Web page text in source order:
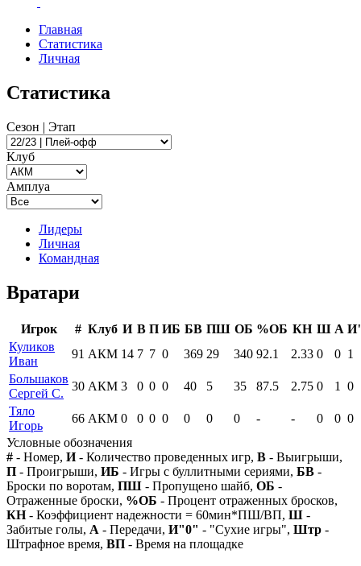
Главная
Статистика
Личная
Статистика
Сезон | Этап
Клуб
Амплуа
Лидеры
Личная
Командная
Вратари
Игрок # Клуб И В П ИБ БВ ПШ ОБ %ОБ КН Ш А
Куликов
Иван
91 АКМ 14 7 7 0 369 29 340 92.1 2.33 0 0 1
Большаков
Сергей С.
30 АКМ 3 0 0 0 40 5 35 87.5 2.75 0 1
0
Тяло
Игорь
66 АКМ 0 0 0 0 0 0 0 - - 0 0 0
Условные обозначения
# - Номер, И- Количество проведенных игр, В - Выигрыши,
П - Проигрыши, ИБ - Игры с буллитными сериями, БВ -
Броски по воротам, ПШ - Пропущено шайб, ОБ -
Отраженные броски, %ОБ - Процент отраженных бросков,
КН- Коэффициент надежности = 60мин*ПШ/ВП, Ш -
Забитые голы, А - Передачи, И"0" - "Сухие игры", Штр -
Штрафное время, ВП - Время на площадке